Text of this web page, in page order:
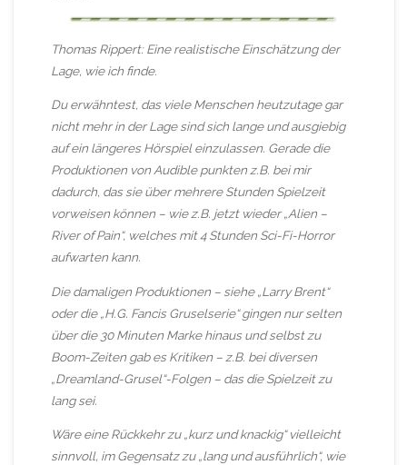
Thomas Rippert: Eine realistische Einschätzung der
Lage, wie ich finde.
Du erwähntest, das viele Menschen heutzutage gar
nicht mehr in der Lage sind sich lange und ausgiebig
auf ein längeres Hörspiel einzulassen. Gerade die
Produktionen von Audible punkten z.B. bei mir
dadurch, das sie über mehrere Stunden Spielzeit
vorweisen können – wie z.B. jetzt wieder „Alien –
River of Pain“, welches mit 4 Stunden Sci-Fi-Horror
aufwarten kann.
Die damaligen Produktionen – siehe „Larry Brent“
oder die „H.G. Fancis Gruselserie“ gingen nur selten
über die 30 Minuten Marke hinaus und selbst zu
Boom-Zeiten gab es Kritiken – z.B. bei diversen
„Dreamland-Grusel“-Folgen – das die Spielzeit zu
lang sei.
Wäre eine Rückkehr zu „kurz und knackig“ vielleicht
sinnvoll, im Gegensatz zu „lang und ausführlich“, wie